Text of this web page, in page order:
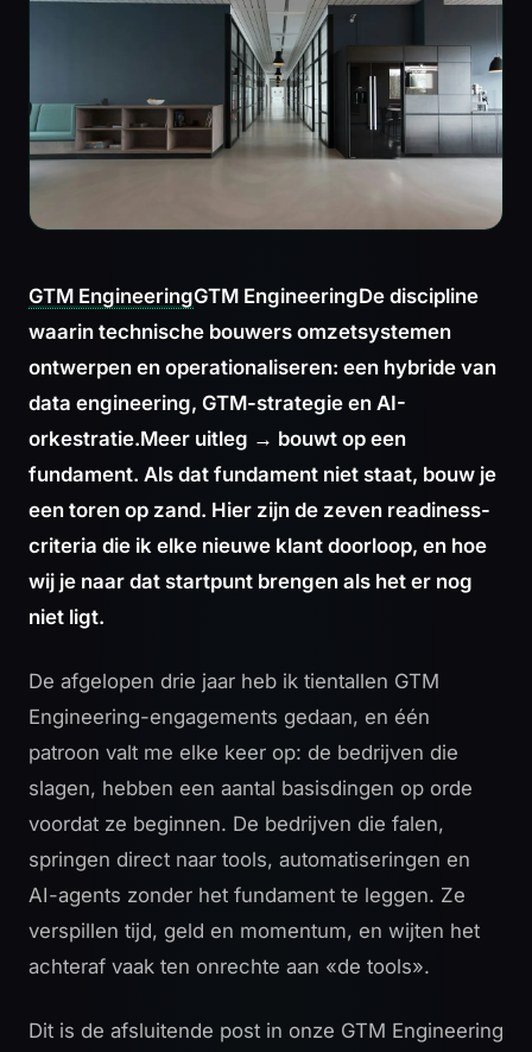
GTM EngineeringGTM EngineeringDe discipline
waarin technische bouwers omzetsystemen
ontwerpen en operationaliseren: een hybride van
data engineering, GTM-strategie en AI-
orkestratie.Meer uitleg → bouwt op een
fundament. Als dat fundament niet staat, bouw je
een toren op zand. Hier zijn de zeven readiness-
criteria die ik elke nieuwe klant doorloop, en hoe
wij je naar dat startpunt brengen als het er nog
niet ligt.
De afgelopen drie jaar heb ik tientallen GTM
Engineering-engagements gedaan, en één
patroon valt me elke keer op: de bedrijven die
slagen, hebben een aantal basisdingen op orde
voordat ze beginnen. De bedrijven die falen,
springen direct naar tools, automatiseringen en
AI-agents zonder het fundament te leggen. Ze
verspillen tijd, geld en momentum, en wijten het
achteraf vaak ten onrechte aan «de tools».
Dit is de afsluitende post in onze GTM Engineering